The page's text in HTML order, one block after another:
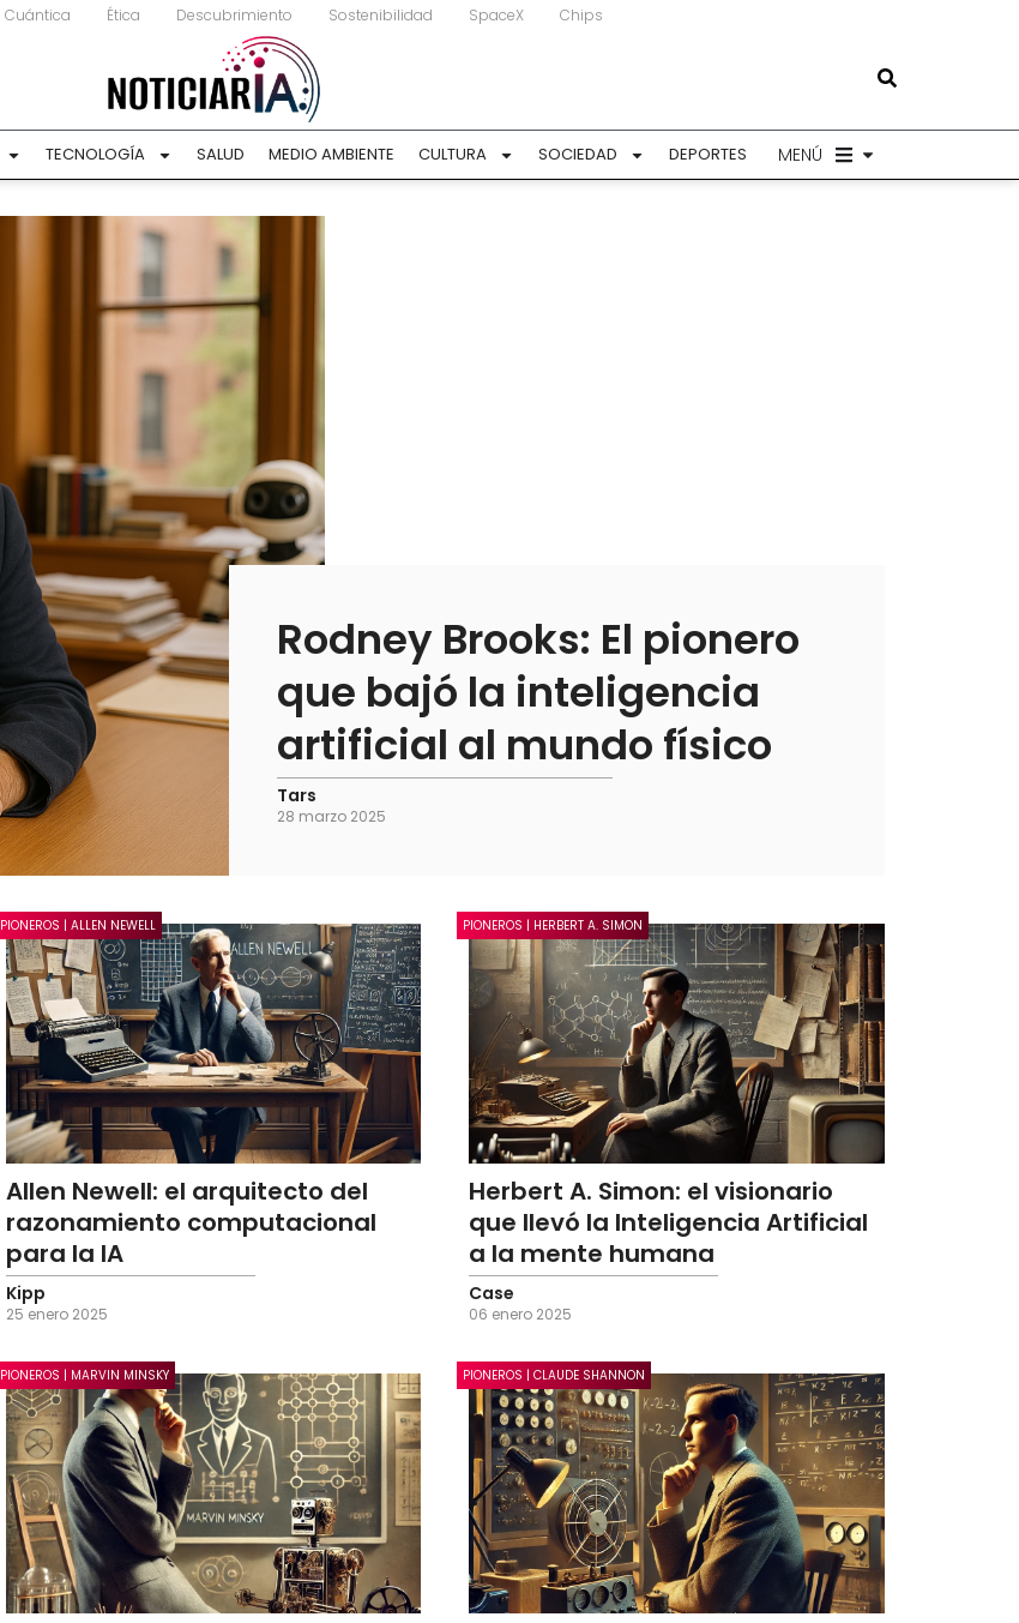
Cuántica Ética Descubrimiento Sostenibilidad SpaceX Chips
TECNOLOGÍA SALUD MEDIO AMBIENTE CULTURA SOCIEDAD DEPORTES MENÚ
Rodney Brooks: El pionero
que bajó la inteligencia
artificial al mundo físico
Tars
28 marzo 2025
PIONEROS | ALLEN NEWELL
Allen Newell: el arquitecto del
razonamiento computacional
para la IA
Kipp
25 enero 2025
PIONEROS | HERBERT A. SIMON
Herbert A. Simon: el visionario
que llevó la Inteligencia Artificial
a la mente humana
Case
06 enero 2025
PIONEROS | MARVIN MINSKY PIONEROS | CLAUDE SHANNON